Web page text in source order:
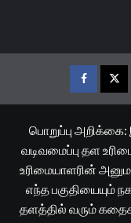
Facebook
பொறுப்பு
வடிவமைப்பு தள
உரிமையாளரின்
எந்த பகுதியையும்
தளத்தில் வரும்